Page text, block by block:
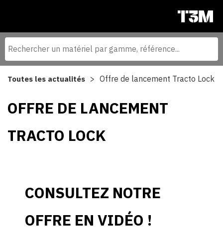
Toutes les actualités Offre de lancement Tracto Lock
OFFRE DE LANCEMENT
TRACTO LOCK
CONSULTEZ NOTRE
OFFRE EN VIDÉO !